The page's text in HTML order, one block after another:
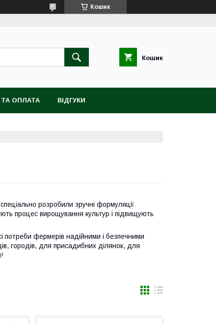
Кошик
Кошик
ОПЛАТА ВІДГУКИ
розробили зручні формуляції
процес вирощування культур і підвищують
фермерів надійними і безпечними
городів, для присадибних ділянок, для